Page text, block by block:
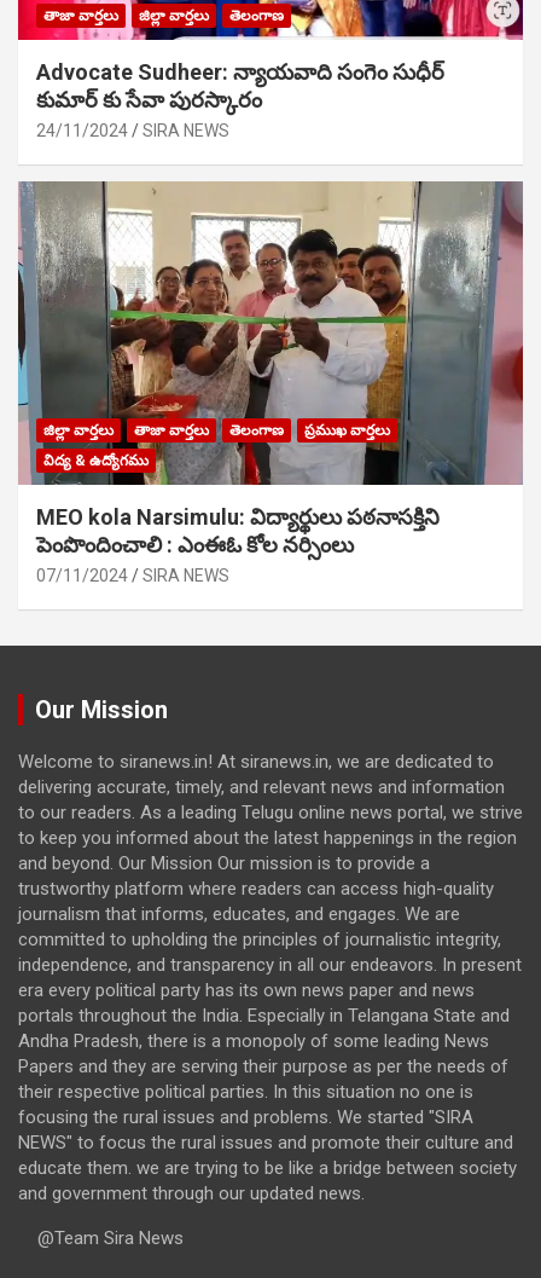
తాజా వార్తలు జిల్లా వార్తలు తెలంగాణ
Advocate Sudheer: న్యాయవాది సంగెం సుధీర్
కుమార్ కు సేవా పురస్కారం
24/11/2024 SIRA NEWS
జిల్లా వార్తలు తాజా వార్తలు తెలంగాణ
ప్రముఖ వార్తలు
విద్య & ఉద్యోగము
MEO kola Narsimulu: విద్యార్థులు పఠ‌నాసక్తిని
పెంపొందించాలి : ఎంఈఓ కోల నర్సింలు
07/11/2024 SIRA NEWS
Our Mission
Welcome to siranews.in! At siranews.in, we are dedicated to
delivering accurate, timely, and relevant news and information
to our readers. As a leading Telugu online news portal, we strive
to keep you informed about the latest happenings in the region
and beyond. Our Mission Our mission is to provide a
trustworthy platform where readers can access high-quality
journalism that informs, educates, and engages. We are
committed to upholding the principles of journalistic integrity,
independence, and transparency in all our endeavors. In present
era every political party has its own news paper and news
portals throughout the India. Especially in Telangana State and
Andha Pradesh, there is a monopoly of some leading News
Papers and they are serving their purpose as per the needs of
their respective political parties. In this situation no one is
focusing the rural issues and problems. We started "SIRA
NEWS" to focus the rural issues and promote their culture and
educate them. we are trying to be like a bridge between society
and government through our updated news.
@Team Sira News